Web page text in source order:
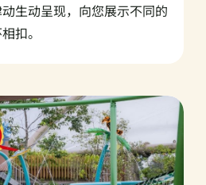
生动呈现，向您展示不同的
扣。